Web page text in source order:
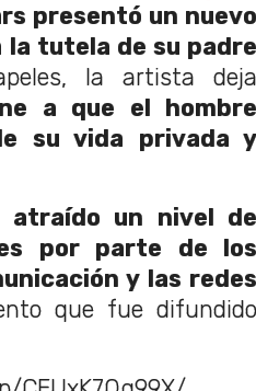
presentó un nuevo
la tutela de su padre
la artista deja
a que el hombre
su vida privada y
un nivel de
por parte de los
y las redes
que fue difundido